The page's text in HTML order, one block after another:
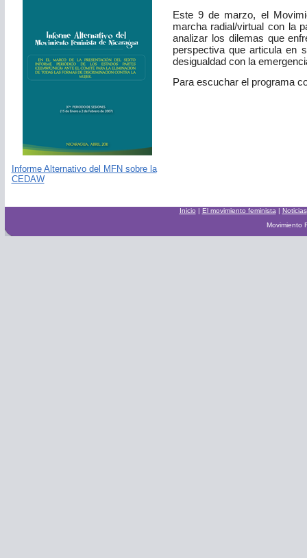
Este 9 de marzo, el
marcha radial/virtual con la
analizar los dilemas que
perspectiva que articula en
desigualdad con la
Para escuchar el programa
Informe Alternativo del MFN sobre la
CEDAW
Inicio | El movimiento feminista | Noticias
Movimiento